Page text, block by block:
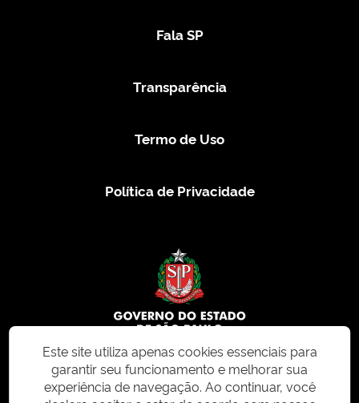
Fala SP
Transparência
Termo de Uso
Política de Privacidade
© 2026 CMS.SP.GOV.BR. Todos os direitos reservados.
Este site utiliza apenas cookies essenciais para
garantir seu funcionamento e melhorar sua
experiência de navegação. Ao continuar, você